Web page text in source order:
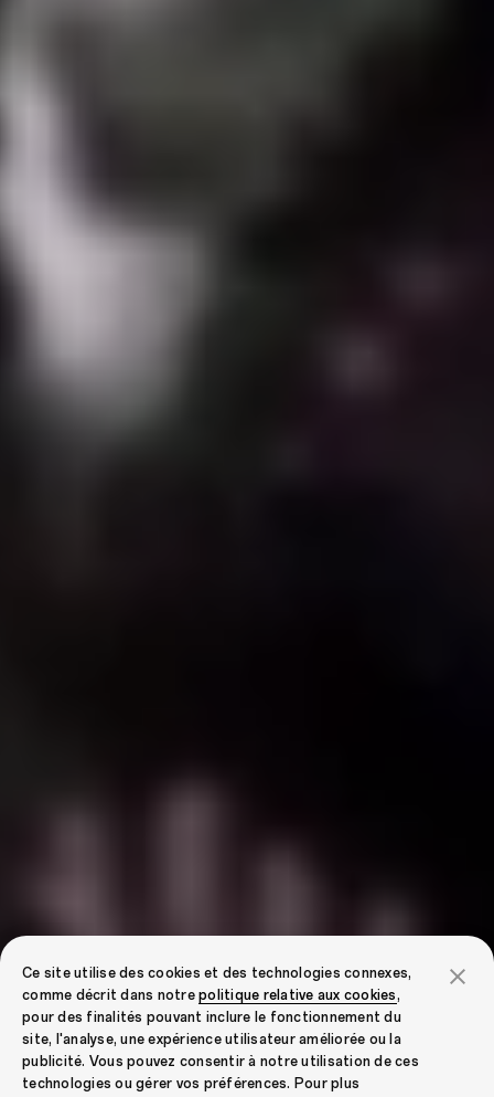
Ce site utilise des cookies et des technologies connexes,
comme décrit dans notre politique relative aux cookies,
pour des finalités pouvant inclure le fonctionnement du
site, l'analyse, une expérience utilisateur améliorée ou la
publicité. Vous pouvez consentir à notre utilisation de ces
technologies ou gérer vos préférences. Pour plus